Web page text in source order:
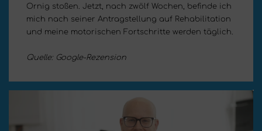
Ornig stoßen. Jetzt, nach zwölf Wochen, befinde ich
mich nach seiner Antragstellung auf Rehabilitation
und meine motorischen Fortschritte werden täglich.
Quelle: Google-Rezension